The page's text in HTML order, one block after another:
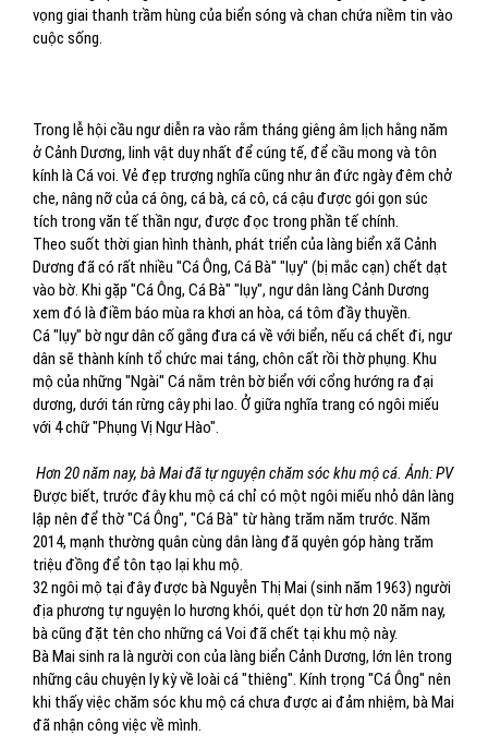
vọng giai thanh trầm hùng của biển sóng và chan chứa niềm tin vào
cuộc sống.
Trong lễ hội cầu ngư diễn ra vào rằm tháng giêng âm lịch hằng năm
ở Cảnh Dương, linh vật duy nhất để cúng tế, để cầu mong và tôn
kính là Cá voi. Vẻ đẹp trượng nghĩa cũng như ân đức ngày đêm chở
che, nâng nỡ của cá ông, cá bà, cá cô, cá cậu được gói gọn súc
tích trong văn tế thần ngư, được đọc trong phần tế chính.
Theo suốt thời gian hình thành, phát triển của làng biển xã Cảnh
Dương đã có rất nhiều "Cá Ông, Cá Bà" "lụy" (bị mắc cạn) chết dạt
vào bờ. Khi gặp "Cá Ông, Cá Bà" "lụy", ngư dân làng Cảnh Dương
xem đó là điềm báo mùa ra khơi an hòa, cá tôm đầy thuyền.
Cá "lụy" bờ ngư dân cố gắng đưa cá về với biển, nếu cá chết đi, ngư
dân sẽ thành kính tổ chức mai táng, chôn cất rồi thờ phụng. Khu
mộ của những "Ngài" Cá nằm trên bờ biển với cổng hướng ra đại
dương, dưới tán rừng cây phi lao. Ở giữa nghĩa trang có ngôi miếu
với 4 chữ "Phụng Vị Ngư Hào".
Hơn 20 năm nay, bà Mai đã tự nguyện chăm sóc khu mộ cá. Ảnh: PV
Được biết, trước đây khu mộ cá chỉ có một ngôi miếu nhỏ dân làng
lập nên để thờ "Cá Ông", "Cá Bà" từ hàng trăm năm trước. Năm
2014, mạnh thường quân cùng dân làng đã quyên góp hàng trăm
triệu đồng để tôn tạo lại khu mộ.
32 ngôi mộ tại đây được bà Nguyễn Thị Mai (sinh năm 1963) người
địa phương tự nguyện lo hương khói, quét dọn từ hơn 20 năm nay,
bà cũng đặt tên cho những cá Voi đã chết tại khu mộ này.
Bà Mai sinh ra là người con của làng biển Cảnh Dương, lớn lên trong
những câu chuyện ly kỳ về loài cá "thiêng". Kính trọng "Cá Ông" nên
khi thấy việc chăm sóc khu mộ cá chưa được ai đảm nhiệm, bà Mai
đã nhận công việc về mình.